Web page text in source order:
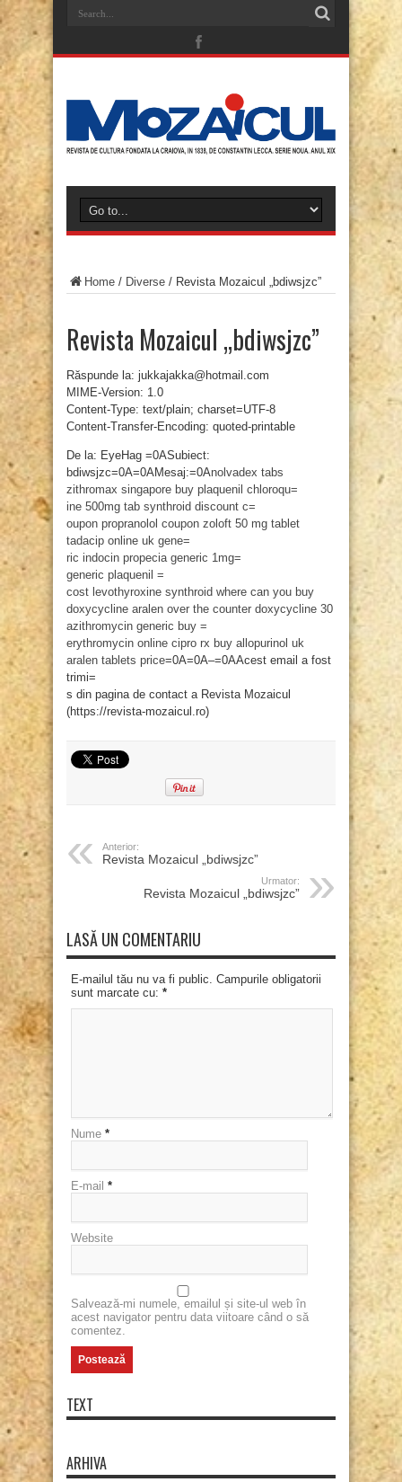
Home / Diverse / Revista Mozaicul „bdiwsjzc”
Revista Mozaicul „bdiwsjzc”
Răspunde la: jukkajakka@hotmail.com
MIME-Version: 1.0
Content-Type: text/plain; charset=UTF-8
Content-Transfer-Encoding: quoted-printable
De la: EyeHag =0ASubiect:
bdiwsjzc=0A=0AMesaj:=0Anolvadex tabs
zithromax singapore buy plaquenil chloroqu=
ine 500mg tab synthroid discount c=
oupon propranolol coupon zoloft 50 mg tablet
tadacip online uk gene=
ric indocin propecia generic 1mg=
generic plaquenil =
cost levothyroxine synthroid where can you buy
doxycycline aralen over the counter doxycycline 30
azithromycin generic buy =
erythromycin online cipro rx buy allopurinol uk
aralen tablets price=0A=0A–=0AAcest email a fost
trimi=
s din pagina de contact a Revista Mozaicul
(https://revista-mozaicul.ro)
Anterior:
Revista Mozaicul „bdiwsjzc”
Urmator:
Revista Mozaicul „bdiwsjzc”
LASĂ UN COMENTARIU
E-mailul tău nu va fi public. Campurile obligatorii
sunt marcate cu: *
Nume *
E-mail *
Website
Salvează-mi numele, emailul și site-ul web în
acest navigator pentru data viitoare când o să
comentez.
TEXT
ARHIVA